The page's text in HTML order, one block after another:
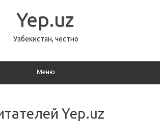
Yep.uz
Узбекистан, честно
Меню
Yep.uz